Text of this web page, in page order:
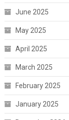
June 2025
May 2025
April 2025
March 2025
February 2025
January 2025